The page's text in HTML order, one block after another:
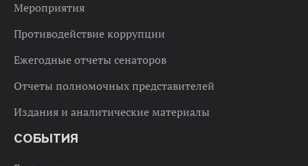
Мероприятия
Противодействие коррупции
Ежегодные отчеты сенаторов
Отчеты полномочных представителей
Издания и аналитические материалы
СОБЫТИЯ